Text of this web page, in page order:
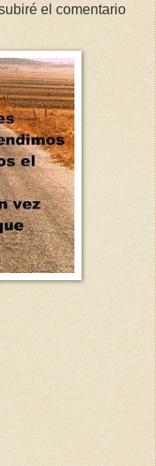
el comentario